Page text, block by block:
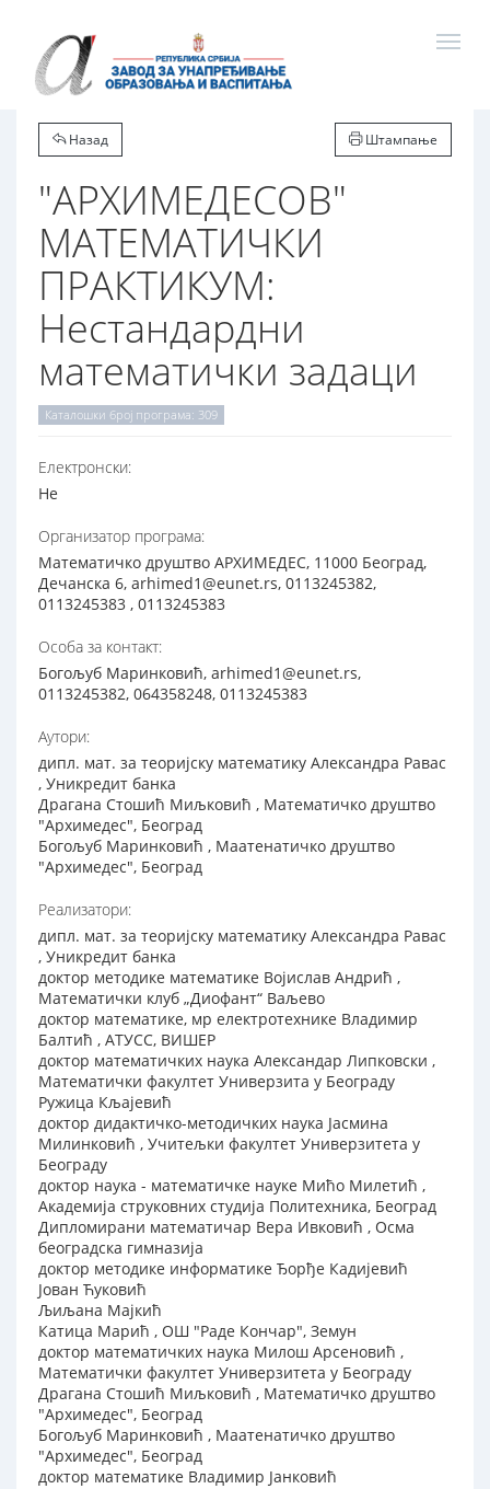
Назад Штампање
"АРХИМЕДЕСОВ"
МАТЕМАТИЧКИ
ПРАКТИКУМ:
Нестандардни
математички задаци
Каталошки број програма: 309
Електронски:
Не
Организатор програма:
Математичко друштво АРХИМЕДЕС, 11000 Београд,
Дечанска 6, arhimed1@eunet.rs, 0113245382,
0113245383 , 0113245383
Особа за контакт:
Богољуб Маринковић, arhimed1@eunet.rs,
0113245382, 064358248, 0113245383
Аутори:
дипл. мат. за теоријску математику Александра Равас
, Уникредит банка
Драгана Стошић Миљковић , Математичко друштво
"Архимедес", Београд
Богољуб Маринковић , Маатенатичко друштво
"Архимедес", Београд
Реализатори:
дипл. мат. за теоријску математику Александра Равас
, Уникредит банка
доктор методике математике Војислав Андрић ,
Математички клуб „Диофант“ Ваљево
доктор математике, мр електротехнике Владимир
Балтић , АТУСС, ВИШЕР
доктор математичких наука Александар Липковски ,
Математички факултет Универзита у Београду
Ружица Кљајевић
доктор дидактичко-методичких наука Јасмина
Милинковић , Учитељки факултет Универзитета у
Београду
доктор наука - математичке науке Мићо Милетић ,
Академија струковних студија Политехника, Београд
Дипломирани математичар Вера Ивковић , Осма
београдска гимназија
доктор методике информатике Ђорђе Кадијевић
Jован Ћуковић
Љиљана Мајкић
Катица Марић , ОШ "Раде Кончар", Земун
доктор математичких наука Милош Арсеновић ,
Математички факултет Универзитета у Београду
Драгана Стошић Миљковић , Математичко друштво
"Архимедес", Београд
Богољуб Маринковић , Маатенатичко друштво
"Архимедес", Београд
доктор математике Владимир Јанковић